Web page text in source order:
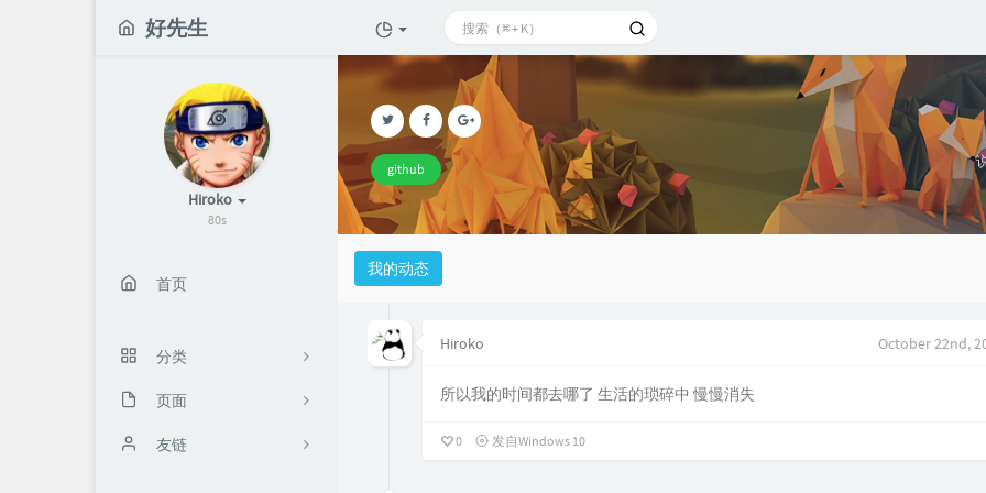
好先生
Hiroko
80s
首页
分类
4
2
页面
KMS激活
友链
github
我的动态
Hiroko October 22nd,
所以我的时间都去哪了 生活的琐碎中 慢慢消失
0 发自Windows 10